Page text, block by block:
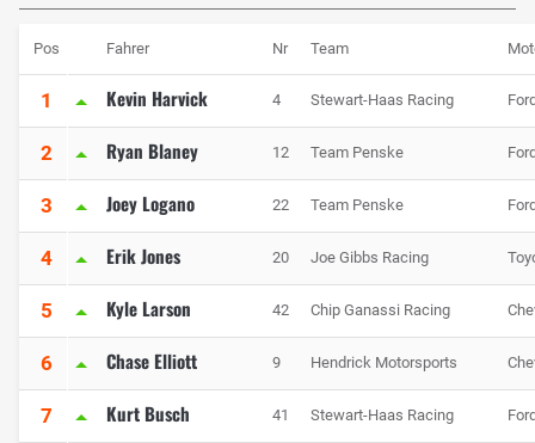
Pos Fahrer Nr Team
1 Kevin Harvick 4 Stewart-Haas Racing
2 Ryan Blaney 12 Team Penske
3 Joey Logano 22 Team Penske
4 Erik Jones 20 Joe Gibbs Racing
5 Kyle Larson 42 Chip Ganassi Racing
6 Chase Elliott 9 Hendrick Motorsports
7 Kurt Busch 41 Stewart-Haas Racing